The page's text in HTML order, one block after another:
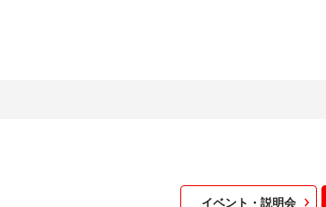
イベント・説明会